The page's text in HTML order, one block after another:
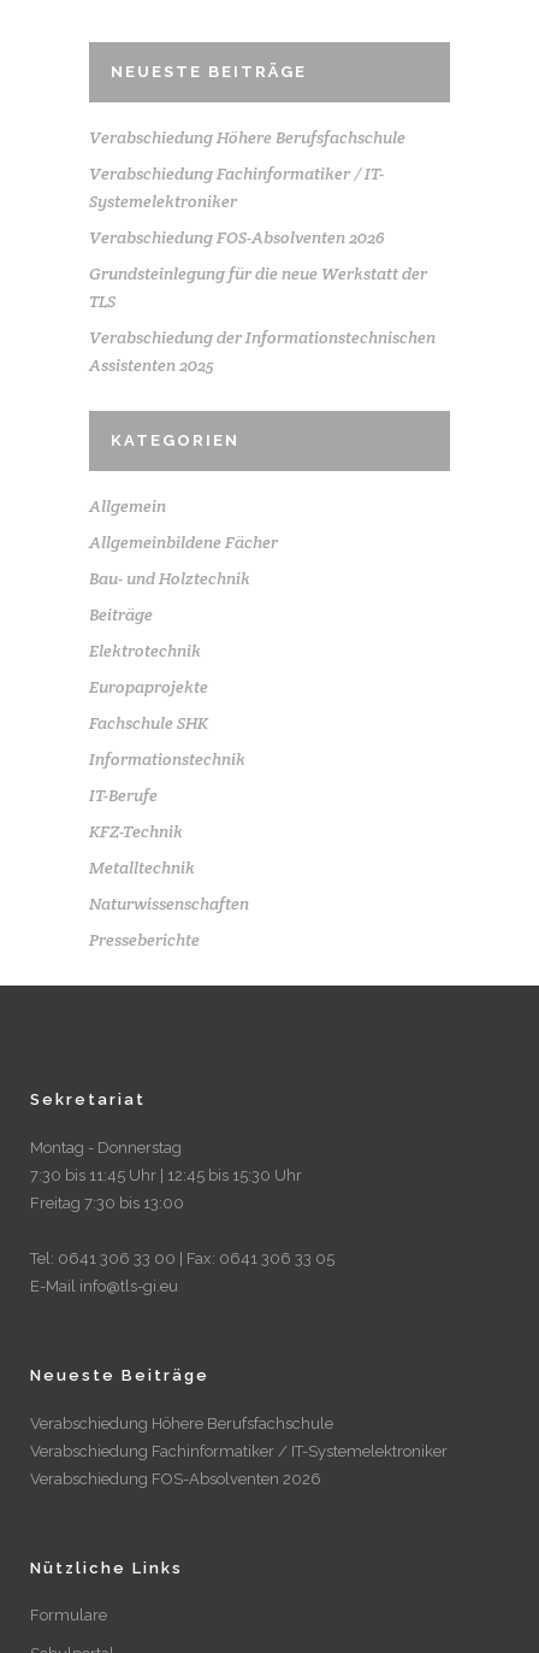
NEUESTE BEITRÄGE
Verabschiedung Höhere Berufsfachschule
Verabschiedung Fachinformatiker / IT-
Systemelektroniker
Verabschiedung FOS-Absolventen 2026
Grundsteinlegung für die neue Werkstatt der
TLS
Verabschiedung der Informationstechnischen
Assistenten 2025
KATEGORIEN
Allgemein
Allgemeinbildene Fächer
Bau- und Holztechnik
Beiträge
Elektrotechnik
Europaprojekte
Fachschule SHK
Informationstechnik
IT-Berufe
KFZ-Technik
Metalltechnik
Naturwissenschaften
Presseberichte
Sekretariat
Montag - Donnerstag
7:30 bis 11:45 Uhr | 12:45 bis 15:30 Uhr
Freitag 7:30 bis 13:00
Tel: 0641 306 33 00 | Fax: 0641 306 33 05
E-Mail info@tls-gi.eu
Neueste Beiträge
Verabschiedung Höhere Berufsfachschule
Verabschiedung Fachinformatiker / IT-Systemelektroniker
Verabschiedung FOS-Absolventen 2026
Nützliche Links
Formulare